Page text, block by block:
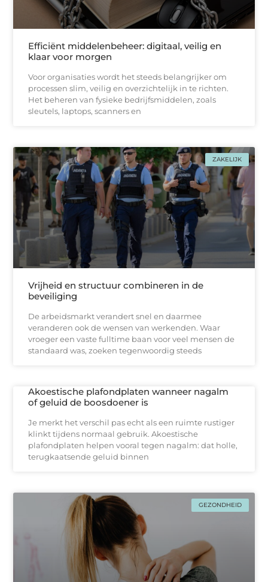
Efficiënt middelenbeheer: digitaal, veilig en
klaar voor morgen
Voor organisaties wordt het steeds belangrijker om
processen slim, veilig en overzichtelijk in te richten.
Het beheren van fysieke bedrijfsmiddelen, zoals
sleutels, laptops, scanners en
ZAKELIJK
Vrijheid en structuur combineren in de
beveiliging
De arbeidsmarkt verandert snel en daarmee
veranderen ook de wensen van werkenden. Waar
vroeger een vaste fulltime baan voor veel mensen de
standaard was, zoeken tegenwoordig steeds
Akoestische plafondplaten wanneer nagalm
of geluid de boosdoener is
Je merkt het verschil pas echt als een ruimte rustiger
klinkt tijdens normaal gebruik. Akoestische
plafondplaten helpen vooral tegen nagalm: dat holle,
terugkaatsende geluid binnen
GEZONDHEID